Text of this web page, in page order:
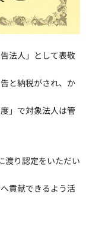
法人」として表敬
と納税がされ、か
」で対象法人は管
渡り認定をいただい
貢献できるよう活